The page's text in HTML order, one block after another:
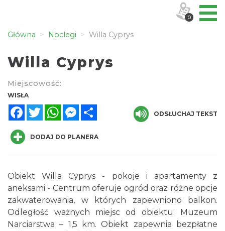
Główna Noclegi Willa Cyprys
Willa Cyprys
Miejscowość:
WISŁA
FacebookTwitterWhatsAppMessenger
ODSŁUCHAJ TEKST
DODAJ DO PLANERA
Obiekt Willa Cyprys - pokoje i apartamenty z
aneksami - Centrum oferuje ogród oraz różne opcje
zakwaterowania, w których zapewniono balkon.
Odległość ważnych miejsc od obiektu: Muzeum
Narciarstwa – 1,5 km. Obiekt zapewnia bezpłatne
0